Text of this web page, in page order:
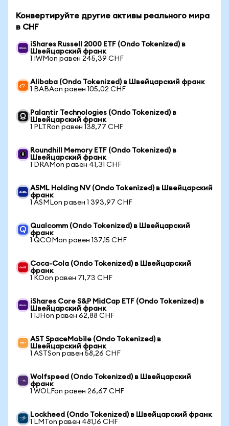
Конвертируйте другие активы реального мира
в CHF
iShares Russell 2000 ETF (Ondo Tokenized) в
Швейцарский франк
1 IWMon равен 245,39 CHF
Alibaba (Ondo Tokenized) в Швейцарский франк
1 BABAon равен 105,02 CHF
Palantir Technologies (Ondo Tokenized) в
Швейцарский франк
1 PLTRon равен 138,77 CHF
Roundhill Memory ETF (Ondo Tokenized) в
Швейцарский франк
1 DRAMon равен 41,31 CHF
ASML Holding NV (Ondo Tokenized) в Швейцарский
франк
1 ASMLon равен 1 393,97 CHF
Qualcomm (Ondo Tokenized) в Швейцарский
франк
1 QCOMon равен 137,15 CHF
Coca-Cola (Ondo Tokenized) в Швейцарский
франк
1 KOon равен 71,73 CHF
iShares Core S&P MidCap ETF (Ondo Tokenized) в
Швейцарский франк
1 IJHon равен 62,88 CHF
AST SpaceMobile (Ondo Tokenized) в
Швейцарский франк
1 ASTSon равен 58,26 CHF
Wolfspeed (Ondo Tokenized) в Швейцарский
франк
1 WOLFon равен 26,67 CHF
Lockheed (Ondo Tokenized) в Швейцарский франк
1 LMTon равен 481,16 CHF